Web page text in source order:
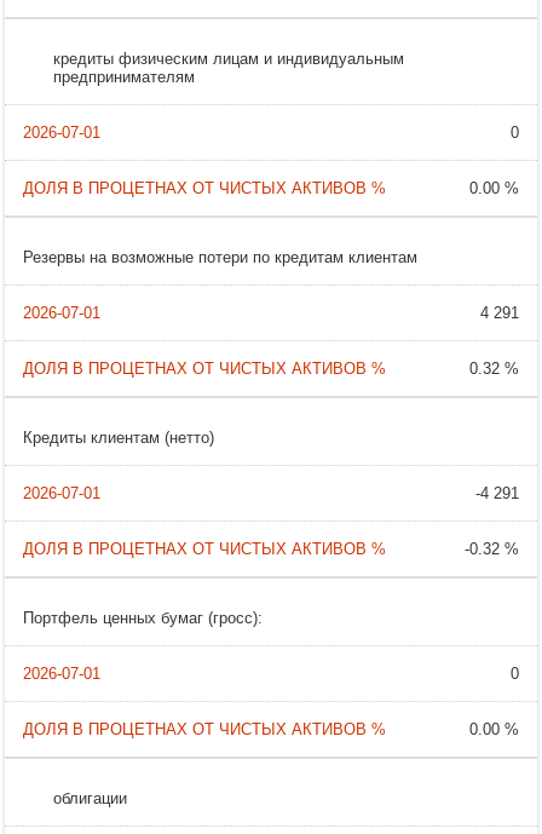
кредиты физическим лицам и индивидуальным
предпринимателям
0
0.00 %
Резервы на возможные потери по кредитам клиентам
4 291
0.32 %
Кредиты клиентам (нетто)
-4 291
-0.32 %
Портфель ценных бумаг (гросс):
0
0.00 %
облигации